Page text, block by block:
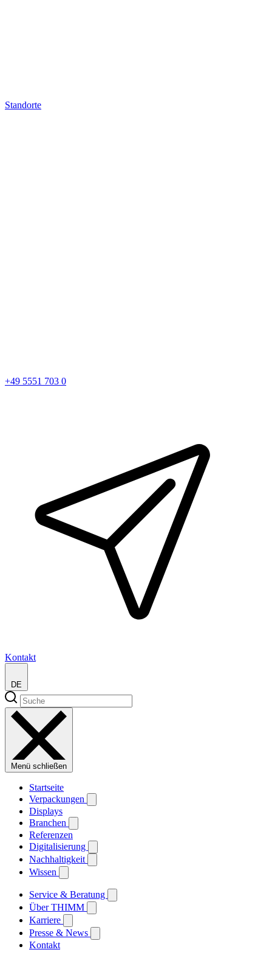
Standorte
+49 5551 703 0
Kontakt
DE
Menü schließen
Startseite
Verpackungen
Displays
Branchen
Referenzen
Digitalisierung
Nachhaltigkeit
Wissen
Service & Beratung
Über THIMM
Karriere
Presse & News
Kontakt